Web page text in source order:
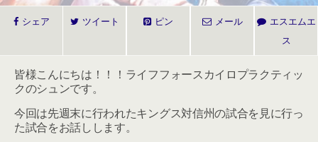
シェア ツイート ピン メール
エスエムエ
ス
皆様こんにちは！！！ライフフォースカイロプラクティッ
クのシュンです。
今回は先週末に行われたキングス対信州の試合を見に行っ
た試合をお話しします。